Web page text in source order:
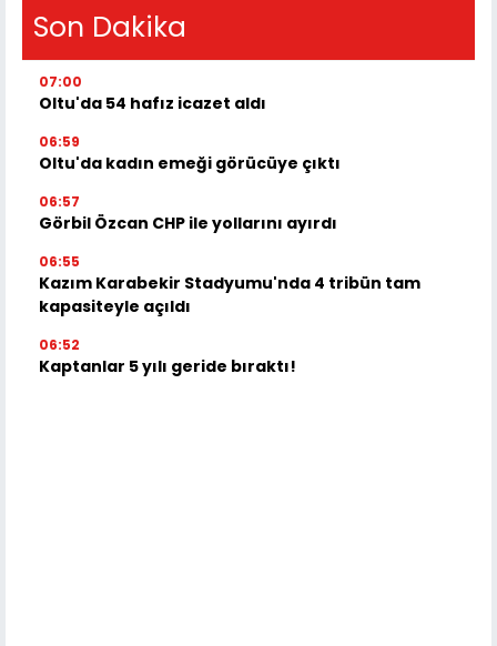
Son Dakika
07:00
Oltu'da 54 hafız icazet aldı
06:59
Oltu'da kadın emeği görücüye çıktı
06:57
Görbil Özcan CHP ile yollarını ayırdı
06:55
Kazım Karabekir Stadyumu'nda 4 tribün tam
kapasiteyle açıldı
06:52
Kaptanlar 5 yılı geride bıraktı!